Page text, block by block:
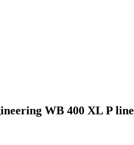
WB 400 XL P line